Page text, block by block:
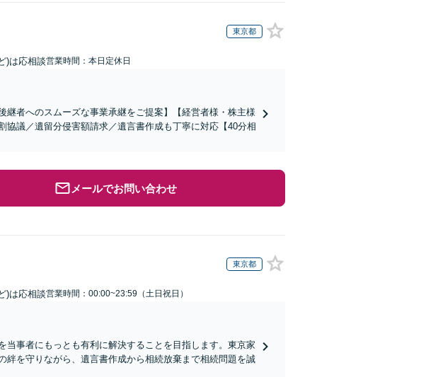
東京都
)は応相談営業時間：本日定休日
継者へのスムーズな事業承継をご提案】【経営者様・株主様
議／遺留分侵害額請求／遺言書作成も丁寧に対応【40分相
メールでお問い合わせ
東京都
)は応相談営業時間：00:00~23:59（土日祝日）
当事者にもっとも有利に解決することを目指します。東京家
を守りながら、遺言書作成から相続放棄まで相続問題を誠